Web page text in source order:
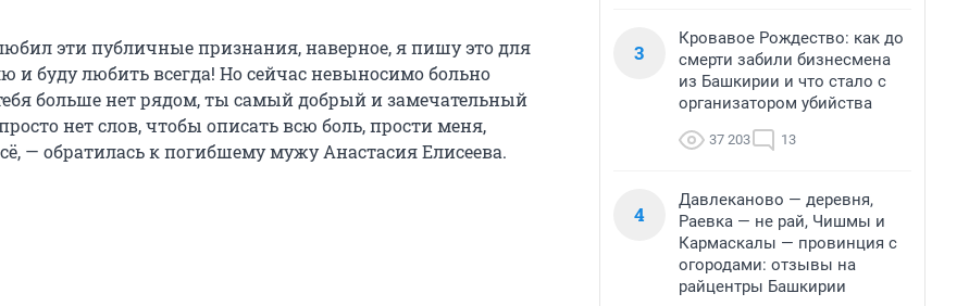
эти публичные признания, наверное, я пишу это для
и буду любить всегда! Но сейчас невыносимо больно
больше нет рядом, ты самый добрый и замечательный
нет слов, чтобы описать всю боль, прости меня,
— обратилась к погибшему мужу Анастасия Елисеева.
3
Кровавое Рождество: как до
смерти забили бизнесмена
из Башкирии и что стало с
организатором убийства
37 203 13
4
Давлеканово — деревня,
Раевка — не рай, Чишмы и
Кармаскалы — провинция с
огородами: отзывы на
райцентры Башкирии